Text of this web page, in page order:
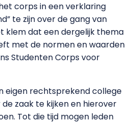
corps in een verklaring
te zijn over de gang van
klem dat een dergelijk thema
met de normen en waarden
Studenten Corps voor
eigen rechtsprekend college
zaak te kijken en hierover
Tot die tijd mogen leden